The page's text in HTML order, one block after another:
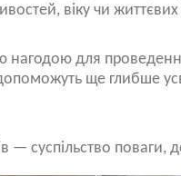
віку чи
для
ще глибше
— суспільство